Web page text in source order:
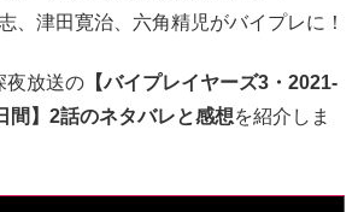
、津田寛治、六角精児がバイプレに！
夜放送の 【バイプレイヤーズ3・2021-
間】2話のネタバレと感想を紹介しま